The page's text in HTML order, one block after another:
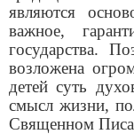
являются
важное,
государства.
возложена
детей суть
смысл жизни,
Священном